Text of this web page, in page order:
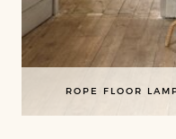
ROPE FLOOR